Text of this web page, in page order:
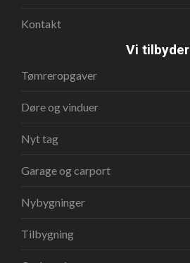
Kontakt
Vi tilbyder
Tømreropgaver
Døre og vinduer
Nyt tag
Garage og carport
Nybygninger
Tilbygning